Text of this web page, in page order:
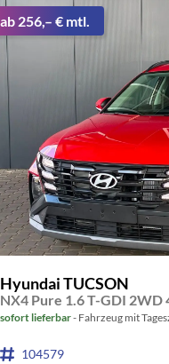
ab 256,– € mtl.
Hyundai TUCSON
sofort lieferbar Fahrzeug mit
104579